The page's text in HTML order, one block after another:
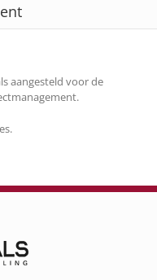
aangesteld voor de